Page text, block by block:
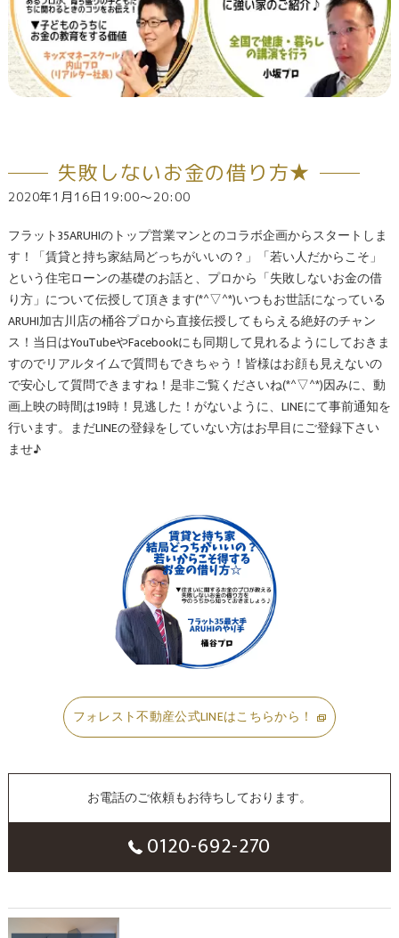
2020年1月16日19:00～20:00
失敗しないお金の借り方★
フラット35ARUHIのトップ営業マンとのコラボ企画からスタートしま
す！「賃貸と持ち家結局どっちがいいの？」「若い人だからこそ」
という住宅ローンの基礎のお話と、プロから「失敗しないお金の借
り方」について伝授して頂きます(*^▽^*)いつもお世話になっている
ARUHI加古川店の桶谷プロから直接伝授してもらえる絶好のチャン
ス！当日はYouTubeやFacebookにも同期して見れるようにしておきま
すのでリアルタイムで質問もできちゃう！皆様はお顔も見えないの
で安心して質問できますね！是非ご覧くださいね(*^▽^*)因みに、動
画上映の時間は19時！見逃した！がないように、LINEにて事前通知を
行います。まだLINEの登録をしていない方はお早目にご登録下さい
ませ♪
フォレスト不動産公式LINEはこちらから！
お電話のご依頼もお待ちしております。
0120-692-270